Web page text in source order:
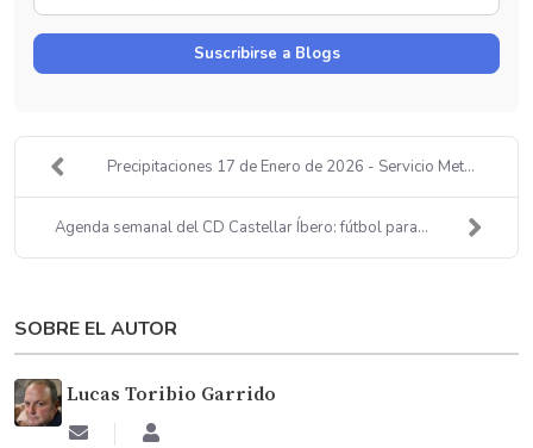
de
correo
Suscribirse a Blogs
Precipitaciones 17 de Enero de 2026 - Servicio Met...
Agenda semanal del CD Castellar Íbero: fútbol para...
SOBRE EL AUTOR
Lucas Toribio Garrido
Suscribirse